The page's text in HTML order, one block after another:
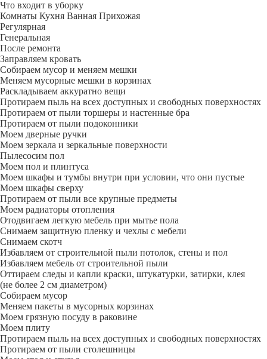
Что входит в уборку
Регу­лярная
Гене­ральная
После ремонта
Заправляем кровать
Собираем мусор и меняем мешки
Меняем мусорные мешки в корзинах
Раскладываем аккуратно вещи
Протираем пыль на всех доступных и свободных поверхностях
Протираем от пыли торшеры и настенные бра
Протираем от пыли подоконники
Моем дверные ручки
Моем зеркала и зеркальные поверхности
Пылесосим пол
Моем пол и плинтуса
Моем шкафы и тумбы внутри при условии, что они пустые
Моем шкафы сверху
Протираем от пыли все крупные предметы
Моем радиаторы отопления
Отодвигаем легкую мебель при мытье пола
Снимаем защитную пленку и чехлы с мебели
Снимаем скотч
Избавляем от строительной пыли потолок, стены и пол
Избавляем мебель от строительной пыли
Оттираем следы и капли краски, штукатурки, затирки, клея
(не более 2 см диаметром)
Собираем мусор
Меняем пакеты в мусорных корзинах
Моем грязную посуду в раковине
Моем плиту
Протираем пыль на всех доступных и свободных поверхностях
Протираем от пыли столешницы